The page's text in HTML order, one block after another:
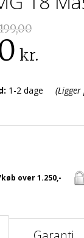
kr.
1-2 dage
over 1.250,-